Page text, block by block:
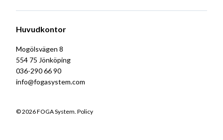
Huvudkontor
Mogölsvägen 8
554 75 Jönköping
036-290 66 90
info@fogasystem.com
© 2026 FOGA System. Policy